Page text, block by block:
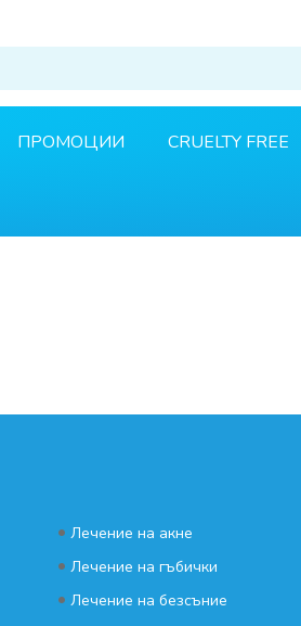
ПРОМОЦИИ CRUELTY FREE
• Лечение на акне
• Лечение на гъбички
• Лечение на безсъние